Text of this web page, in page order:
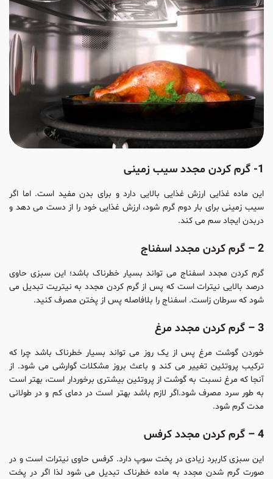
1- گرم کردن مجدد سیب زمینی
این ماده غذایی ارزش غذایی بالایی دارد و برای بدن مفید است. اما اگر
سیب زمینی برای بار دوم گرم شود، ارزش غذایی خود را از دست می دهد و
دربدن ایجاد سم می کند.
2 – گرم کردن مجدد اسفناج
گرم کردن مجدد اسفناج می تواند بسیار خطرناک باشد؛ این سبزی حاوی
درصد بالایی نیترات است که پس از گرم کردن مجدد به نیتریت تبدیل می
شود که سرطان زاست. اسفناج را بلافاصله پس از پختن مصرف کنید.
3 – گرم کردن مجدد مرغ
خوردن گوشت مرغ پس از یک روز می تواند بسیار خطرناک باشد چرا که
ترکیب پروتئین تغییر می کند و باعث بروز مشکلات گوارشی می شود. از
آنجا که مرغ نسبت به گوشت از پروتئین بیشتری برخوردار است، بهتر است
به طور سرد مصرف شود.اگر لازم باشد بهتر است در دمای کم و در طولانی
مدت گرم شود.
4 – گرم کردن مجدد کرفس
این سبزی کاربرد زیادی در پخت سوپ دارد. کرفس حاوی نیترات است و در
صورت گرم شدن مجدد به ماده خطرناک تبدیل می شود لذا اگر در پخت